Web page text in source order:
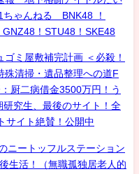
ゃんねる BNK48 ！
！STU48！SKE48
ミ屋敷補完計画 ＜必殺！
殊清掃・遺品整理への道F
厨二病借金3500万円！う
究生、最後のサイト！全
サイト絶賛！公開中
ニートッフルステーション
生活！（無職孤独居老人的